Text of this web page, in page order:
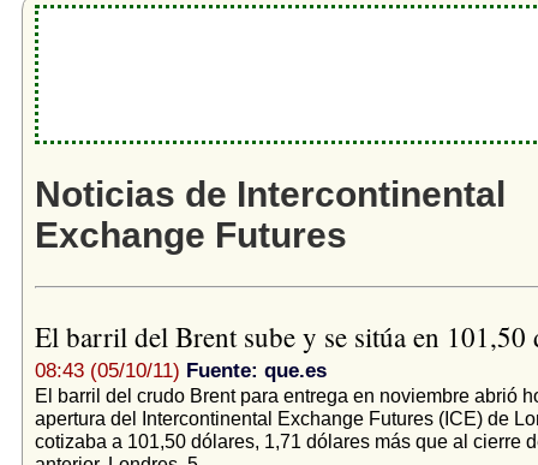
Noticias de Intercontinental
Exchange Futures
El barril del Brent sube y se sitúa en 101,50
08:43 (05/10/11) Fuente: que.es
El barril del crudo Brent para entrega en noviembre abrió
apertura del Intercontinental Exchange Futures (ICE) de
cotizaba a 101,50 dólares, 1,71 dólares más que al cierre